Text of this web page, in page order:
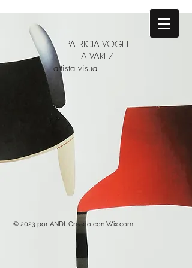
PATRICIA VOGEL
ALVAREZ
artista visual
© 2023 por ANDI. Creado con Wix.com